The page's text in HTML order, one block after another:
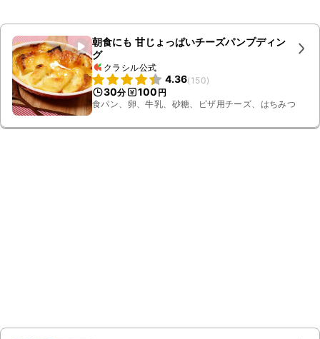
朝食にも 甘じょっぱいチーズパンプディン
グ
クラシル公式
4.36(150)
30分 100 円
食パン、卵、牛乳、砂糖、ピザ用チーズ、はちみつ